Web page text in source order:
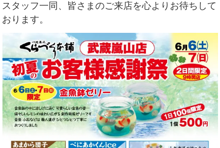
スタッフ一同、皆さまのご来店を心よりお待ちして
おります。